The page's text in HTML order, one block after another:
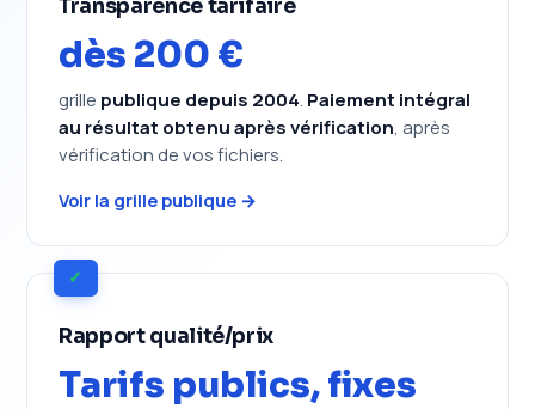
Transparence tarifaire
dès 200 €
grille publique depuis 2004. Paiement intégral
au résultat obtenu après vérification, après
vérification de vos fichiers.
Voir la grille publique →
✓
Rapport qualité/prix
Tarifs publics, fixes